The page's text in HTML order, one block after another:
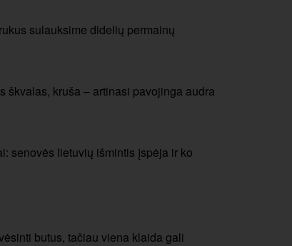
sulauksime didelių permainų
škvalas, kruša – artinasi pavojinga audra
senovės lietuvių išmintis įspėja ir ko
butus, tačiau viena klaida gali